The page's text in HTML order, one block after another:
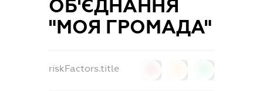
ОБ'ЄДНАННЯ
"МОЯ ГРОМАДА"
riskFactors.title